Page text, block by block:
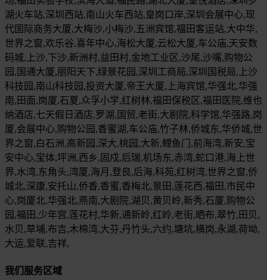
湖火车站,深圳西站,南山火车西站,皇岗口岸,深圳会展中心,现
代国际商务大厦,大梅沙,小梅沙,五洲宾馆,福田客运站,大中华,
世界之窗,欢乐谷,喜年中心,海松大厦,云松大厦,车公庙,天安数
码城,上沙,下沙,新洲村,益田村,金地工业区,沙尾,沙嘴,购物公
园,国通大厦,丽阳天下,绿景花园,深圳工商局,深圳国税局,上沙
科技园,南山科技园,投资大厦,帝王大厦,上海宾馆,华强北,华强
南,田面,岗厦,石夏,众孚小学,红树林,福田保税区,福田医院,维也
纳酒店,七天假日酒店,罗湖,国贸,老街,大剧院,科学馆,华强路,岗
厦,会展中心,购物公园,香蜜湖,车公庙,竹子林,侨城东,华侨城,世
界之窗,白石洲,高新园,深大,桃园,大新,鲤鱼门,前海湾,新安,宝
安中心,宝体,坪洲,西乡,固戍,后瑞,机场东,赤湾,蛇口港,海上世
界,水湾,东角头,湾厦,海月,登良,后海,科苑,红树湾,世界之窗,侨
城北,深康,安托山,侨香,香蜜,香梅北,景田,莲花西,福田,市民中
心,岗厦北,华强北,燕南,大剧院,湖贝,黄贝岭,新秀,石厦,购物公
园,福田,少年宫,莲花村,华新,通新岭,红岭,老街,晒布,翠竹,田贝,
水贝,草埔,布吉,木棉湾,大芬,丹竹头,六约,塘坑,横岗,永湖,荷坳,
大运,爱联,吉祥,
我们服务区域